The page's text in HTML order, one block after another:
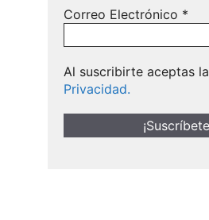
Correo Electrónico *
Al suscribirte aceptas la
Privacidad.